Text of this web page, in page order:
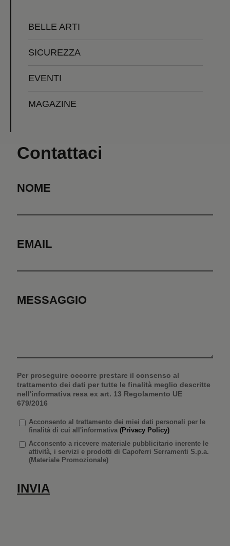
BELLE ARTI
SICUREZZA
EVENTI
MAGAZINE
Contattaci
NOME
EMAIL
MESSAGGIO
Per proseguire occorre prestare il consenso al
trattamento dei dati per tutte le finalità meglio descritte
nell'informativa resa ex art. 13 Regolamento UE
679/2016
Acconsento al trattamento dei miei dati personali per le
finalità di cui all'informativa (Privacy Policy)
Acconsento a ricevere materiale pubblicitario inerente le
attività, i servizi e prodotti di Capoferri Serramenti S.p.a.
(Materiale Promozionale)